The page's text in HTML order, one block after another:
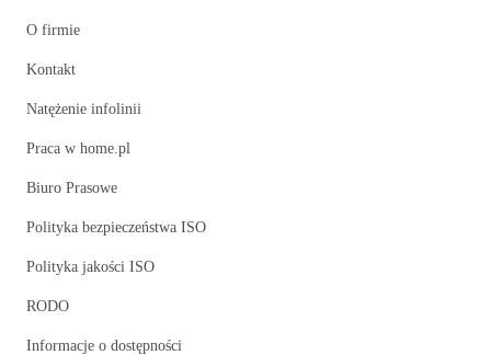
O firmie
Kontakt
Natężenie infolinii
Praca w home.pl
Biuro Prasowe
Polityka bezpieczeństwa ISO
Polityka jakości ISO
RODO
Informacje o dostępności